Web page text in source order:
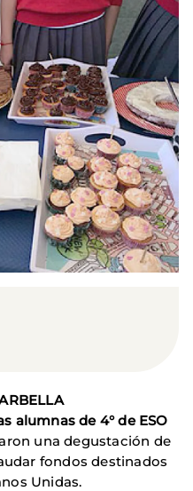
alumnas de 4° de ESO
una degustación de
fondos destinados
Unidas.